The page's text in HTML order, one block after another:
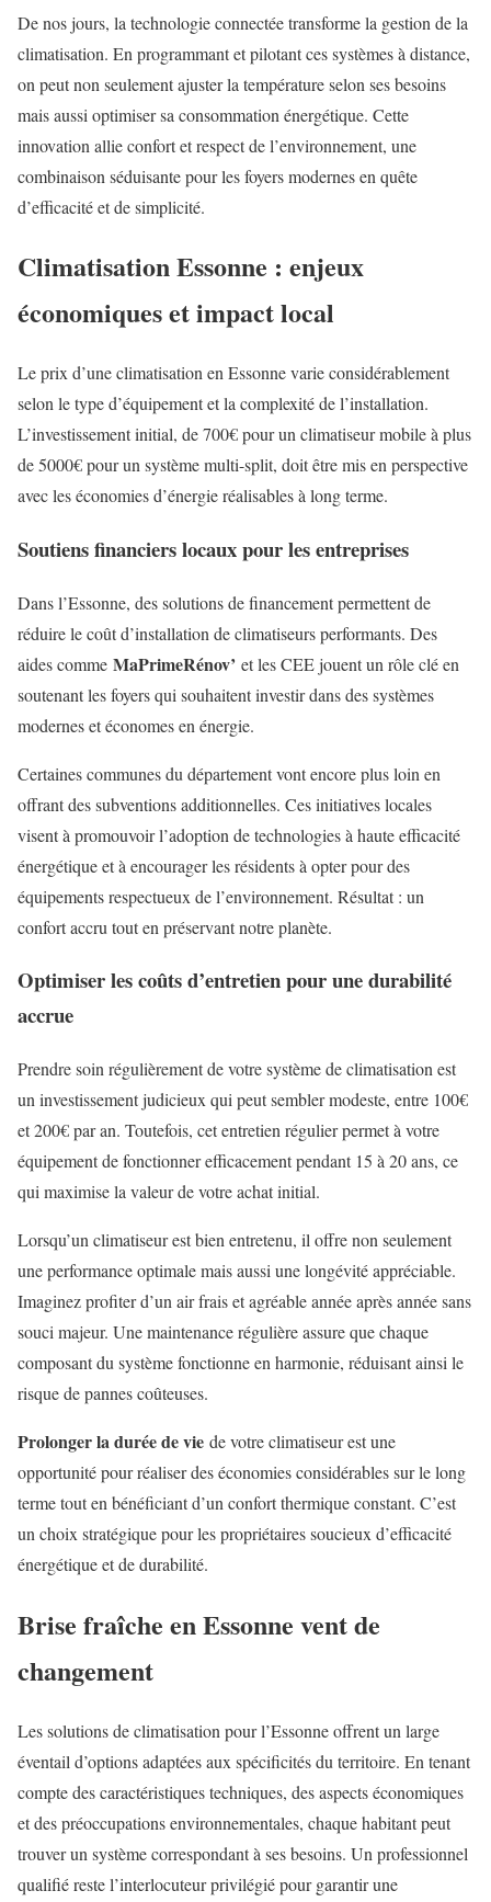
De nos jours, la technologie connectée transforme la gestion de la
climatisation. En programmant et pilotant ces systèmes à distance,
on peut non seulement ajuster la température selon ses besoins
mais aussi optimiser sa consommation énergétique. Cette
innovation allie confort et respect de l’environnement, une
combinaison séduisante pour les foyers modernes en quête
d’efficacité et de simplicité.
Climatisation Essonne : enjeux
économiques et impact local
Le prix d’une climatisation en Essonne varie considérablement
selon le type d’équipement et la complexité de l’installation.
L’investissement initial, de 700€ pour un climatiseur mobile à plus
de 5000€ pour un système multi-split, doit être mis en perspective
avec les économies d’énergie réalisables à long terme.
Soutiens financiers locaux pour les entreprises
Dans l’Essonne, des solutions de financement permettent de
réduire le coût d’installation de climatiseurs performants. Des
aides comme MaPrimeRénov’ et les CEE jouent un rôle clé en
soutenant les foyers qui souhaitent investir dans des systèmes
modernes et économes en énergie.
Certaines communes du département vont encore plus loin en
offrant des subventions additionnelles. Ces initiatives locales
visent à promouvoir l’adoption de technologies à haute efficacité
énergétique et à encourager les résidents à opter pour des
équipements respectueux de l’environnement. Résultat : un
confort accru tout en préservant notre planète.
Optimiser les coûts d’entretien pour une durabilité
accrue
Prendre soin régulièrement de votre système de climatisation est
un investissement judicieux qui peut sembler modeste, entre 100€
et 200€ par an. Toutefois, cet entretien régulier permet à votre
équipement de fonctionner efficacement pendant 15 à 20 ans, ce
qui maximise la valeur de votre achat initial.
Lorsqu’un climatiseur est bien entretenu, il offre non seulement
une performance optimale mais aussi une longévité appréciable.
Imaginez profiter d’un air frais et agréable année après année sans
souci majeur. Une maintenance régulière assure que chaque
composant du système fonctionne en harmonie, réduisant ainsi le
risque de pannes coûteuses.
Prolonger la durée de vie de votre climatiseur est une
opportunité pour réaliser des économies considérables sur le long
terme tout en bénéficiant d’un confort thermique constant. C’est
un choix stratégique pour les propriétaires soucieux d’efficacité
énergétique et de durabilité.
Brise fraîche en Essonne vent de
changement
Les solutions de climatisation pour l’Essonne offrent un large
éventail d’options adaptées aux spécificités du territoire. En tenant
compte des caractéristiques techniques, des aspects économiques
et des préoccupations environnementales, chaque habitant peut
trouver un système correspondant à ses besoins. Un professionnel
qualifié reste l’interlocuteur privilégié pour garantir une